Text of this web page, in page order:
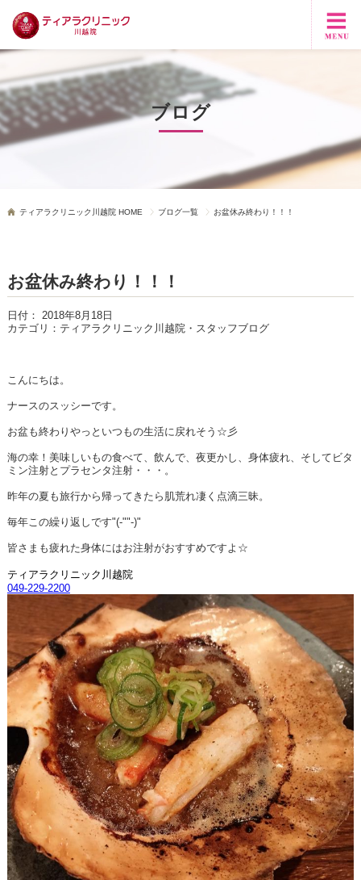
ブログ
ティアラクリニック川越院 HOME ブログ一覧 お盆休み終わり！！！
お盆休み終わり！！！
日付： 2018年8月18日
カテゴリ： ティアラクリニック川越院・スタッフブログ
こんにちは。
ナースのスッシーです。
お盆も終わりやっといつもの生活に戻れそう☆彡
海の幸！美味しいもの食べて、飲んで、夜更かし、身体疲れ、そしてビタ
ミン注射とプラセンタ注射・・・。
昨年の夏も旅行から帰ってきたら肌荒れ凄く点滴三昧。
毎年この繰り返しです"(-""-)"
皆さまも疲れた身体にはお注射がおすすめですよ☆
ティアラクリニック川越院
049-229-2200